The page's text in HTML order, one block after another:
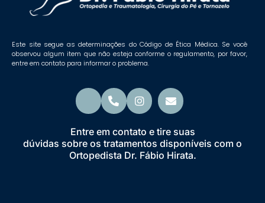
Este site segue as determinações do Código de Ética Médica. Se você
observou algum item que não esteja conforme o regulamento, por favor,
entre em contato para informar o problema.
Entre em contato e tire suas
dúvidas sobre os tratamentos disponíveis com o
Ortopedista Dr. Fábio Hirata.